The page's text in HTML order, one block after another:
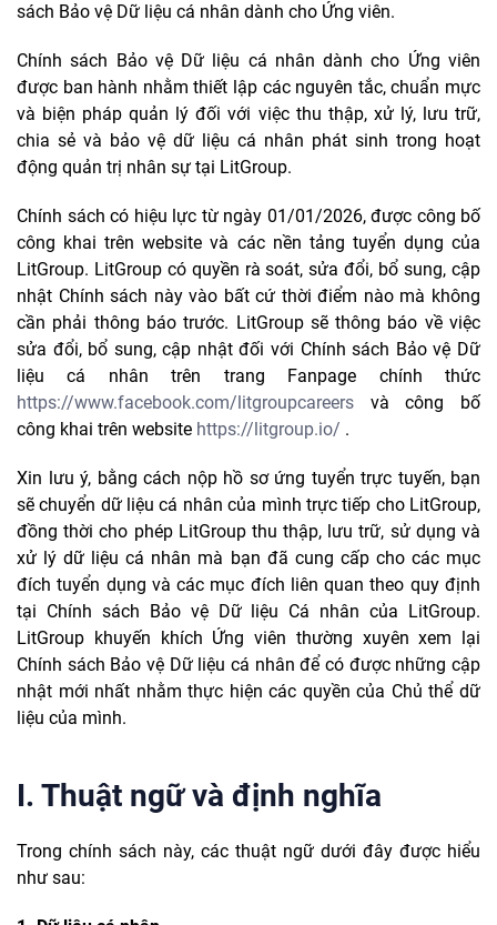
sách Bảo vệ Dữ liệu cá nhân dành cho Ứng viên.
Chính sách Bảo vệ Dữ liệu cá nhân dành cho Ứng viên
được ban hành nhằm thiết lập các nguyên tắc, chuẩn mực
và biện pháp quản lý đối với việc thu thập, xử lý, lưu trữ,
chia sẻ và bảo vệ dữ liệu cá nhân phát sinh trong hoạt
động quản trị nhân sự tại LitGroup.
Chính sách có hiệu lực từ ngày 01/01/2026, được công bố
công khai trên website và các nền tảng tuyển dụng của
LitGroup. LitGroup có quyền rà soát, sửa đổi, bổ sung, cập
nhật Chính sách này vào bất cứ thời điểm nào mà không
cần phải thông báo trước. LitGroup sẽ thông báo về việc
sửa đổi, bổ sung, cập nhật đối với Chính sách Bảo vệ Dữ
liệu cá nhân trên trang Fanpage chính thức
https://www.facebook.com/litgroupcareers và công bố
công khai trên website https://litgroup.io/ .
Xin lưu ý, bằng cách nộp hồ sơ ứng tuyển trực tuyến, bạn
sẽ chuyển dữ liệu cá nhân của mình trực tiếp cho LitGroup,
đồng thời cho phép LitGroup thu thập, lưu trữ, sử dụng và
xử lý dữ liệu cá nhân mà bạn đã cung cấp cho các mục
đích tuyển dụng và các mục đích liên quan theo quy định
tại Chính sách Bảo vệ Dữ liệu Cá nhân của LitGroup.
LitGroup khuyến khích Ứng viên thường xuyên xem lại
Chính sách Bảo vệ Dữ liệu cá nhân để có được những cập
nhật mới nhất nhằm thực hiện các quyền của Chủ thể dữ
liệu của mình.
I. Thuật ngữ và định nghĩa
Trong chính sách này, các thuật ngữ dưới đây được hiểu
như sau: